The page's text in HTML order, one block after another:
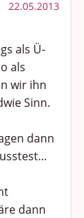
22.05.2013
als Ü-
als
wir ihn
Sinn.
dann
dann